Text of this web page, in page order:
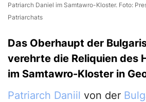
Patriarch Daniel im Samtawro-Kloster. Foto:
Patriarchats
Das Oberhaupt der
verehrte die Reliquien des
im Samtawro-Kloster in
Patriarch Daniil von der